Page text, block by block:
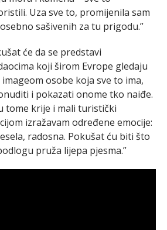
Uza sve to, promijenila sam
sašivenih za tu prigodu.”
će da se predstavi
koji širom Evrope gledaju
osobe koja sve to ima,
i pokazati onome tko naiđe.
tome krije i mali turistički
izražavam određene emocije:
radosna. Pokušat ću biti što
pruža lijepa pjesma.”